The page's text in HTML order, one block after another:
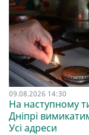
09.08.2026 14:30
На наступному
Дніпрі
Усі адреси